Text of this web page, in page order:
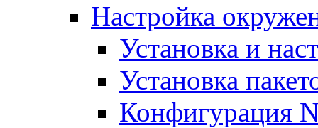
Настройка
Установка и
Установка
Конфигурация